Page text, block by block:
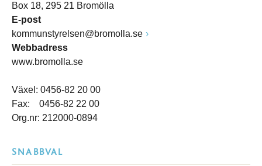
Box 18, 295 21 Bromölla
E-post
kommunstyrelsen@bromolla.se
Webbadress
www.bromolla.se
Växel: 0456-82 20 00
Fax: 0456-82 22 00
Org.nr: 212000-0894
SNABBVAL